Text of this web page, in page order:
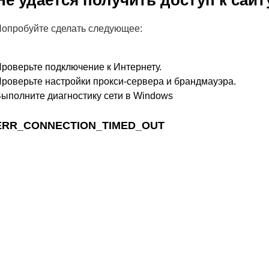
сделать следующее:
подключение к Интернету.
настройки прокси-сервера и брандмауэра.
диагностику сети в Windows